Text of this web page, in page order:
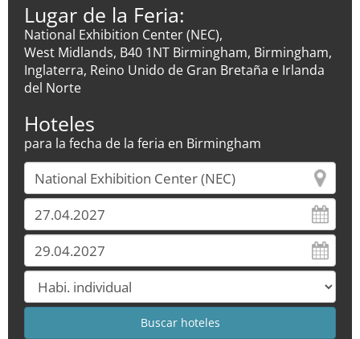
Lugar de la Feria:
National Exhibition Center (NEC),
West Midlands, B40 1NT Birmingham, Birmingham,
Inglaterra, Reino Unido de Gran Bretaña e Irlanda
del Norte
Hoteles
para la fecha de la feria en Birmingham